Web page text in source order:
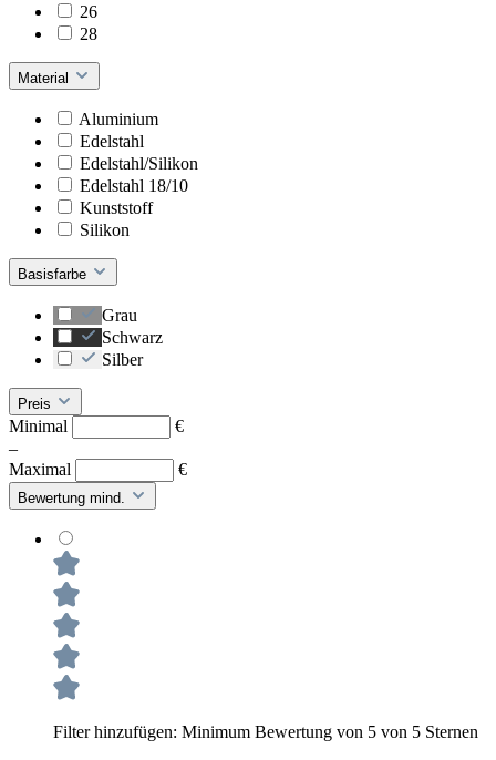
26
28
Material
Aluminium
Edelstahl
Edelstahl/Silikon
Edelstahl 18/10
Kunststoff
Silikon
Basisfarbe
Grau
Schwarz
Silber
Preis
Minimal
€
–
Maximal
€
Bewertung mind.
Filter hinzufügen: Minimum Bewertung von 5 von 5 Sternen